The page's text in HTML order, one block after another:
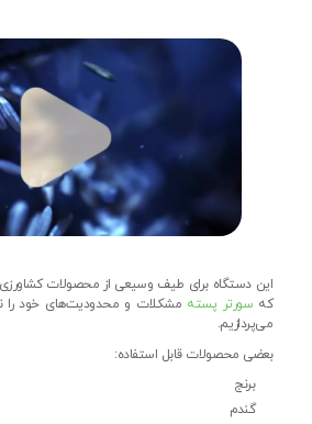
این دستگاه برای طیف وسیعی از محصولات
که سورتر پسته مشکلات و محدودیت‌های خود را
می‌پردازیم.
بعضی محصولات قابل استفاده:
برنج
گندم